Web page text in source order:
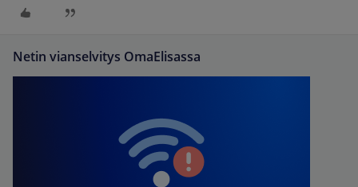
Netin vianselvitys OmaElisassa